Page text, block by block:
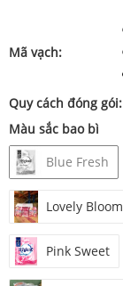
Mã vạch:
Quy cách đóng gói:
Màu sắc bao bì
Blue Fresh
Lovely Bloom
Pink Sweet